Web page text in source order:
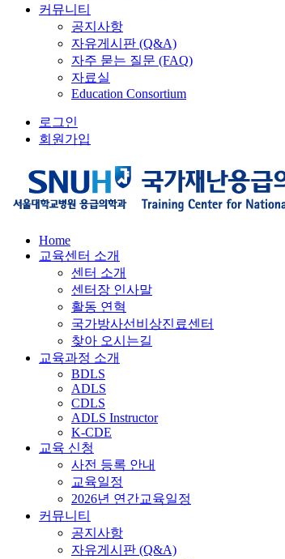
커뮤니티
공지사항
자유게시판 (Q&A)
자주 묻는 질문 (FAQ)
자료실
Education Consortium
로그인
회원가입
Home
교육센터 소개
센터 소개
센터장 인사말
활동 연혁
국가방사선비상진료센터
찾아 오시는길
교육과정 소개
BDLS
ADLS
CDLS
ADLS Instructor
K-CDE
교육 신청
사전 등록 안내
교육일정
2026년 연간교육일정
커뮤니티
공지사항
자유게시판 (Q&A)